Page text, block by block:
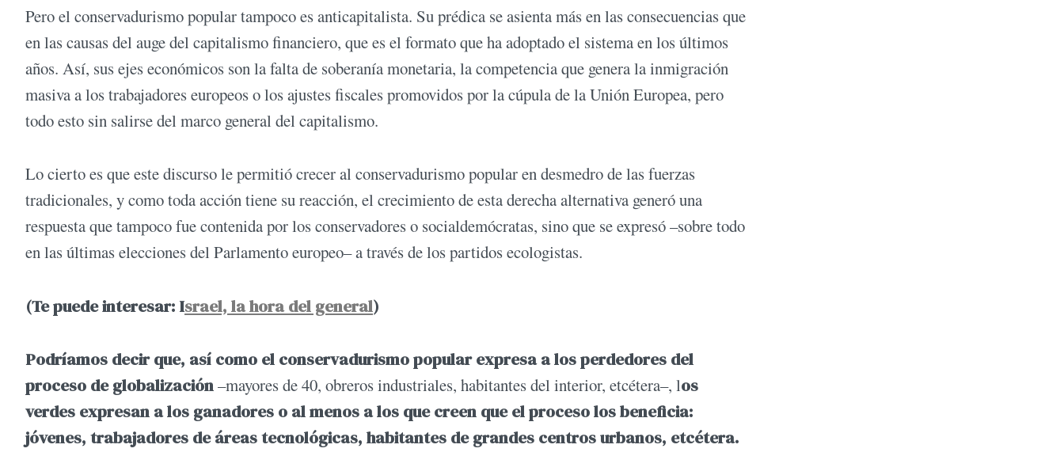
Pero el conservadurismo popular tampoco es anticapitalista. Su prédica se asienta más en las consecuencias que
en las causas del auge del capitalismo financiero, que es el formato que ha adoptado el sistema en los últimos
años. Así, sus ejes económicos son la falta de soberanía monetaria, la competencia que genera la inmigración
masiva a los trabajadores europeos o los ajustes fiscales promovidos por la cúpula de la Unión Europea, pero
todo esto sin salirse del marco general del capitalismo.
Lo cierto es que este discurso le permitió crecer al conservadurismo popular en desmedro de las fuerzas
tradicionales, y como toda acción tiene su reacción, el crecimiento de esta derecha alternativa generó una
respuesta que tampoco fue contenida por los conservadores o socialdemócratas, sino que se expresó –sobre todo
en las últimas elecciones del Parlamento europeo– a través de los partidos ecologistas.
(Te puede interesar: Israel, la hora del general)
Podríamos decir que, así como el conservadurismo popular expresa a los perdedores del
proceso de globalización–mayores de 40, obreros industriales, habitantes del interior, etcétera–, los
verdes expresan a los ganadores o al menos a los que creen que el proceso los beneficia:
jóvenes, trabajadores de áreas tecnológicas, habitantes de grandes centros urbanos, etcétera.